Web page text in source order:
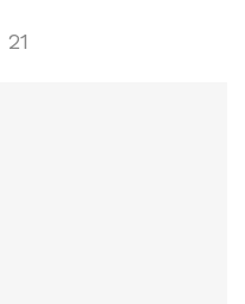
21